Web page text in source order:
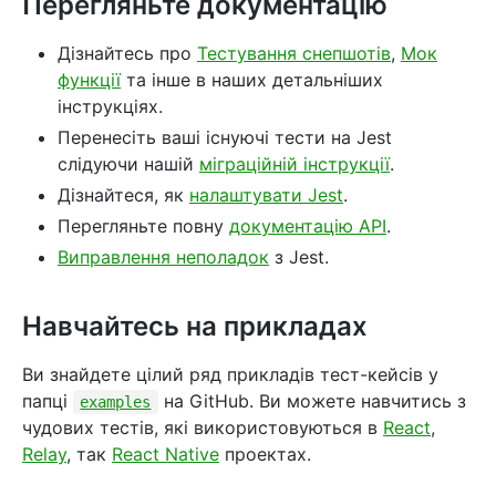
Дізнайтесь про Тестування снепшотів, Мок
функціїта інше в наших детальніших
інструкціях.
Перенесіть ваші існуючі тести на Jest
слідуючи нашій міграційній інструкції.
Дізнайтеся, як налаштувати Jest.
Перегляньте повну документацію API.
Виправлення неполадок з Jest.
Навчайтесь на прикладах
Ви знайдете цілий ряд прикладів тест-кейсів у
папці
examples
на GitHub. Ви можете навчитись з
чудових тестів, які використовуються в React,
Relay, так React Native проектах.